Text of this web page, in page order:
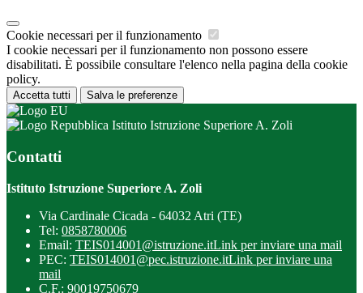
Cookie necessari per il funzionamento
I cookie necessari per il funzionamento non possono essere
disabilitati. È possibile consultare l'elenco nella pagina della cookie
policy.
Accetta tutti Salva le preferenze
Istituto Istruzione Superiore A. Zoli
Contatti
Istituto Istruzione Superiore A. Zoli
Via Cardinale Cicada - 64032 Atri (TE)
Tel: 0858780006
Email: TEIS014001@istruzione.itLink per inviare una mail
PEC: TEIS014001@pec.istruzione.itLink per inviare una
mail
C.F.: 90019750679